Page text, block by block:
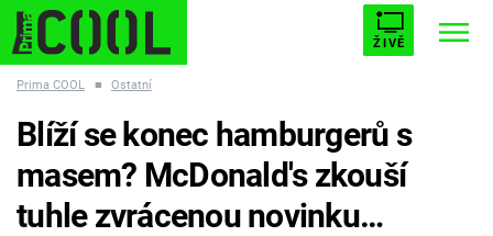
ŽIVĚ
ESCAPE PLNEJ KOTEL AVENGERS 5
Prima COOL ■ Ostatní
Blíží se konec hamburgerů s
masem? McDonald's zkouší
tuhle zvrácenou novinku…